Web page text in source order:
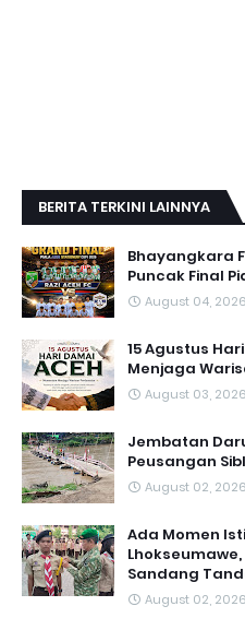
BERITA TERKINI LAINNYA
Bhayangkara
Puncak Final
August 04, 2026
15 Agustus
Menjaga
August 03, 2026
Jembatan
Peusangan
August 02, 2026
Ada Momen
Sandang
August 02, 2026